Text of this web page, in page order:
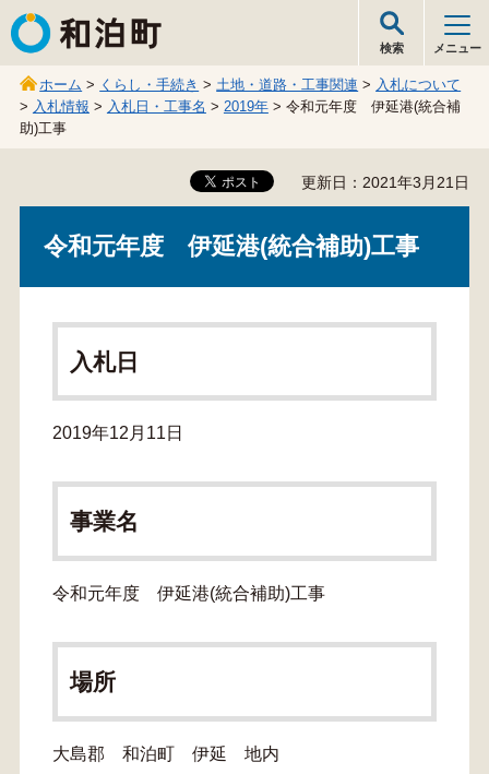
和泊町
検索 メニュー
ホーム > くらし・手続き >土地・道路・工事関連 > 入札について
> 入札情報 > 入札日・工事名 > 2019年> 令和元年度 伊延港(統合補
助)工事
更新日：2021年3月21日
令和元年度 伊延港(統合補助)工事
入札日
2019年12月11日
事業名
令和元年度 伊延港(統合補助)工事
場所
大島郡 和泊町 伊延 地内